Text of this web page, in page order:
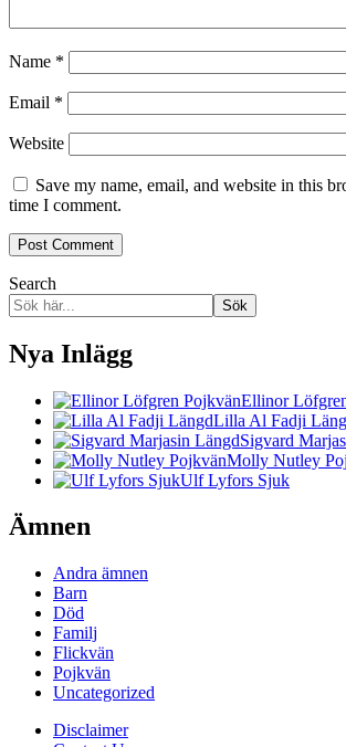
Name *
Email *
Website
Save my name, email, and website in this
time I comment.
Search
Sök
Nya Inlägg
Ellinor
Lilla Al Fadji
Sigvard
Molly Nutley
Ulf Lyfors Sjuk
Ämnen
Andra ämnen
Barn
Död
Familj
Flickvän
Pojkvän
Uncategorized
Disclaimer